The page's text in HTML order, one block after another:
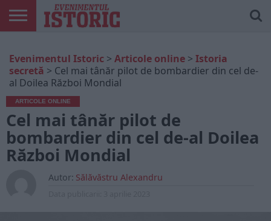
ONLINE
EDIȚII
TIPĂRITE
ISTORIC
PLAY
CONTUL
MEU
Evenimentul Istoric > Articole online > Istoria
secretă > Cel mai tânăr pilot de bombardier din cel de-
al Doilea Război Mondial
ARTICOLE ONLINE
Cel mai tânăr pilot de
bombardier din cel de-al Doilea
Război Mondial
Autor: Sălăvăstru Alexandru